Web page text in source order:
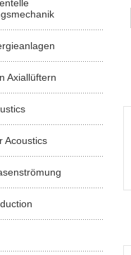
Axiallüftern
Acoustics